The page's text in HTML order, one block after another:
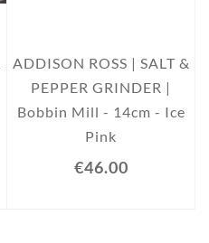
ADDISON ROSS | SALT &
PEPPER GRINDER |
Bobbin Mill - 14cm - Ice
Pink
€46.00